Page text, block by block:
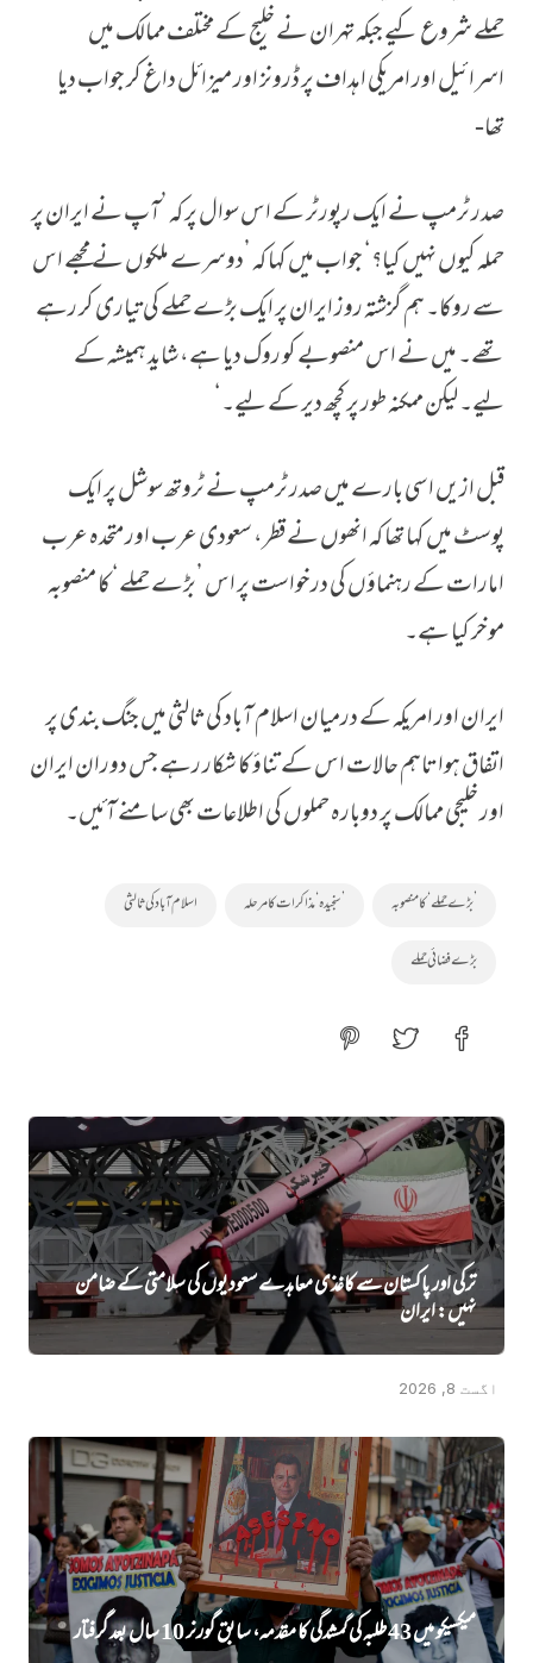
حملے شروع کیے جبکہ تہران نے خلیج کے مختلف ممالک میں
اسرائیل اور امریکی اہداف پر ڈرونز اور میزائل داغ کر جواب دیا
تھا-
صدر ٹرمپ نے ایک رپورٹر کے اس سوال پر کہ ’آپ نے ایران پر
حملہ کیوں نہیں کیا؟‘ جواب میں کہا کہ ’دوسرے ملکوں نے مجھے اس
سے روکا۔ ہم گزشتہ روز ایران پر ایک بڑے حملے کی تیاری کر رہے
تھے۔ میں نے اس منصوبے کو روک دیا ہے، شاید ہمیشہ کے
لیے۔ لیکن ممکنہ طور پر کچھ دیر کے لیے۔‘
قبل ازیں اسی بارے میں صدر ٹرمپ نے ٹروتھ سوشل پر ایک
پوسٹ میں کہا تھا کہ انھوں نے قطر، سعودی عرب اور متحدہ عرب
امارات کے رہنماؤں کی درخواست پر اس ’بڑے حملے‘ کا منصوبہ
موخر کیا ہے۔
ایران اور امریکہ کے درمیان اسلام آباد کی ثالثی میں جنگ بندی پر
اتفاق ہوا تاہم حالات اس کے تناؤ کا شکار رہے جس دوران ایران
اور خلیجی ممالک پر دوبارہ حملوں کی اطلاعات بھی سامنے آئیں۔
’بڑے حملے‘ کا منصوبہ ’سنجیدہ‘ مذاکرات کا مرحلہ
اسلام آباد کی ثالثی
بڑے فضائی حملے
ترکی اور پاکستان سے کاغذی معاہدے سعودیوں کی سلامتی کے ضامن
نہیں‌: ایران
اگست 8, 2026
میکسیکو میں 43 طلبہ کی گمشدگی کا مقدمہ، سابق گورنر 10 سال بعد گرفتار